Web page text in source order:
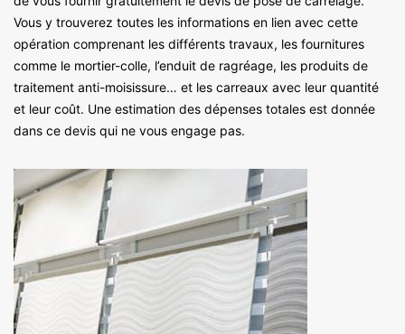
Vous y trouverez toutes les informations en lien avec cette
opération comprenant les différents travaux, les fournitures
comme le mortier-colle, l’enduit de ragréage, les produits de
traitement anti-moisissure… et les carreaux avec leur quantité
et leur coût. Une estimation des dépenses totales est donnée
dans ce devis qui ne vous engage pas.